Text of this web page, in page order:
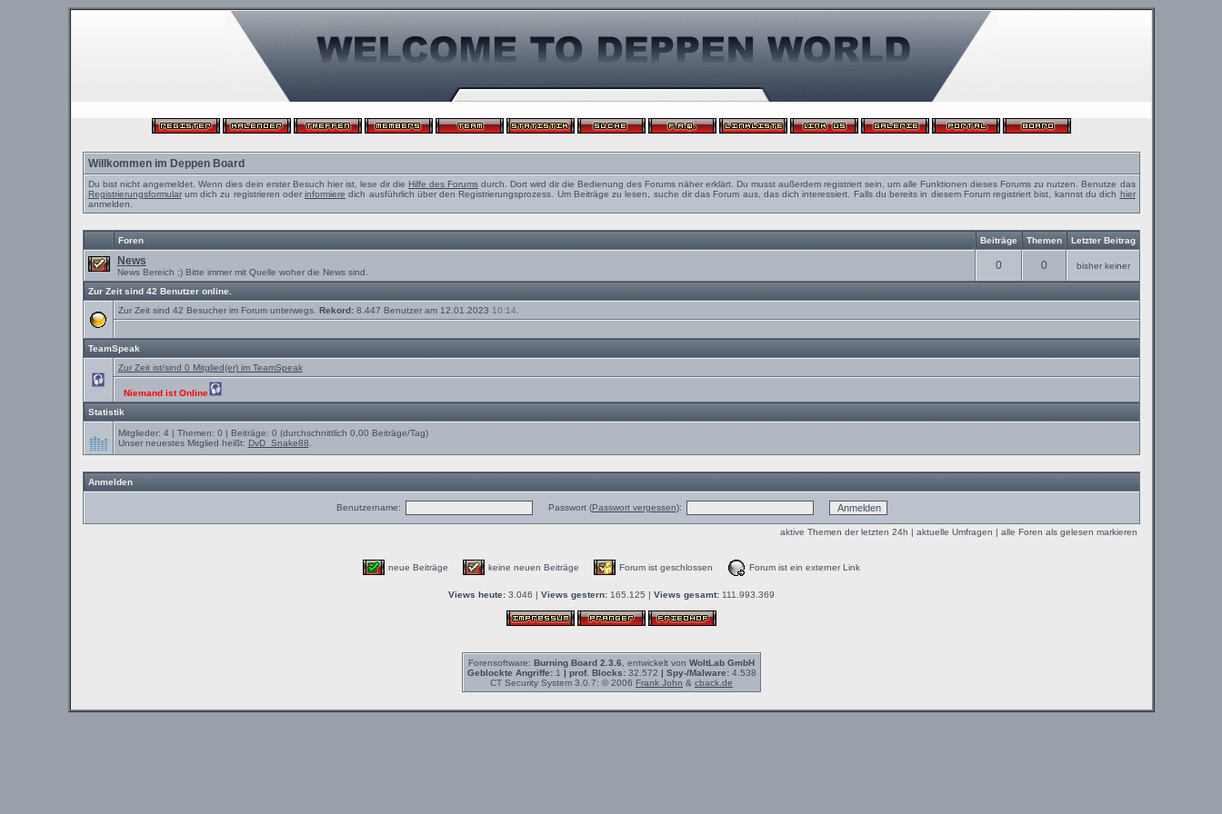
Willkommen im Deppen Board
Du bist nicht angemeldet. Wenn dies dein erster Besuch hier ist, lese dir die Hilfe des Forumsdurch. Dort wird dir die Bedienung des Forums näher erklärt. Du musst außerdem registriert sein, um alle Funktionen dieses Forums zu nutzen. Benutze das
Registrierungsformularum dich zu registrieren oderinformiere dich ausführlich über den Registrierungsprozess. Um Beiträge zu lesen, suche dir das Forum aus, das dich interessiert. Falls du bereits in diesem Forum registriert bist, kannst du dich hier
anmelden.
Foren Beiträge Themen Letzter Beitrag
News
News Bereich ;) Bitte immer mit Quelle woher die News sind.
0 0 bisher keiner
Zur Zeit sind 42 Benutzer online.
Zur Zeit sind 42 Besucher im Forum unterwegs. Rekord:8.447 Benutzer am 12.01.2023 10:14
TeamSpeak
Zur Zeit ist/sind 0 Mitglied(er) im TeamSpeak
Niemand ist Online
Statistik
Mitglieder: 4 | Themen: 0 | Beiträge: 0 (durchschnittlich 0,00 Beiträge/Tag)
Unser neuestes Mitglied heißt: DvD_Snake88
Anmelden
Benutzername: Passwort (Passwort vergessen):
aktive Themen der letzten 24h | aktuelle Umfragen | alle Foren als gelesen markieren
neue Beiträge keine neuen Beiträge Forum ist geschlossen Forum ist ein externer Link
Views heute:3.046 | Views gestern:165.125 | Views gesamt:111.993.369
Forensoftware: Burning Board 2.3.6 , entwickelt von WoltLab GmbH
Geblockte Angriffe:1 | prof. Blocks:32.572 | Spy-/Malware:4.538
CT Security System 3.0.7: © 2006 Frank John & cback.de